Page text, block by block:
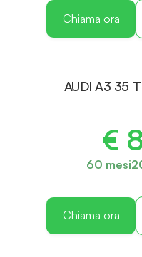
Chiama ora
AUDI A3 35
€
60 mesi
Chiama ora